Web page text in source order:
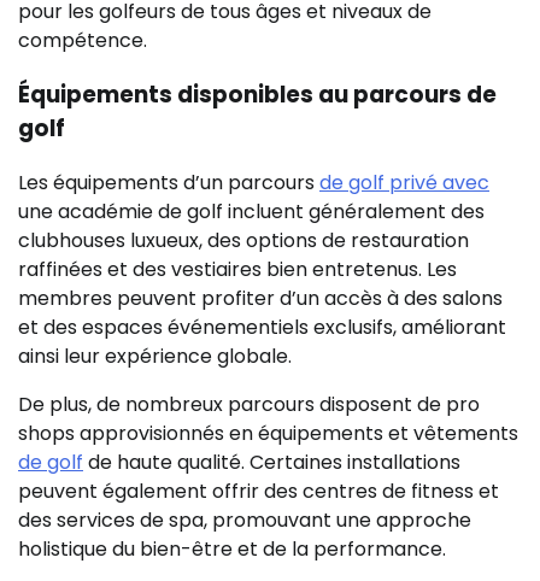
pour les golfeurs de tous âges et niveaux de
compétence.
Équipements disponibles au parcours de
golf
Les équipements d’un parcoursde golf privé avec
une académie de golf incluent généralement des
clubhouses luxueux, des options de restauration
raffinées et des vestiaires bien entretenus. Les
membres peuvent profiter d’un accès à des salons
et des espaces événementiels exclusifs, améliorant
ainsi leur expérience globale.
De plus, de nombreux parcours disposent de pro
shops approvisionnés en équipements et vêtements
de golf de haute qualité. Certaines installations
peuvent également offrir des centres de fitness et
des services de spa, promouvant une approche
holistique du bien-être et de la performance.